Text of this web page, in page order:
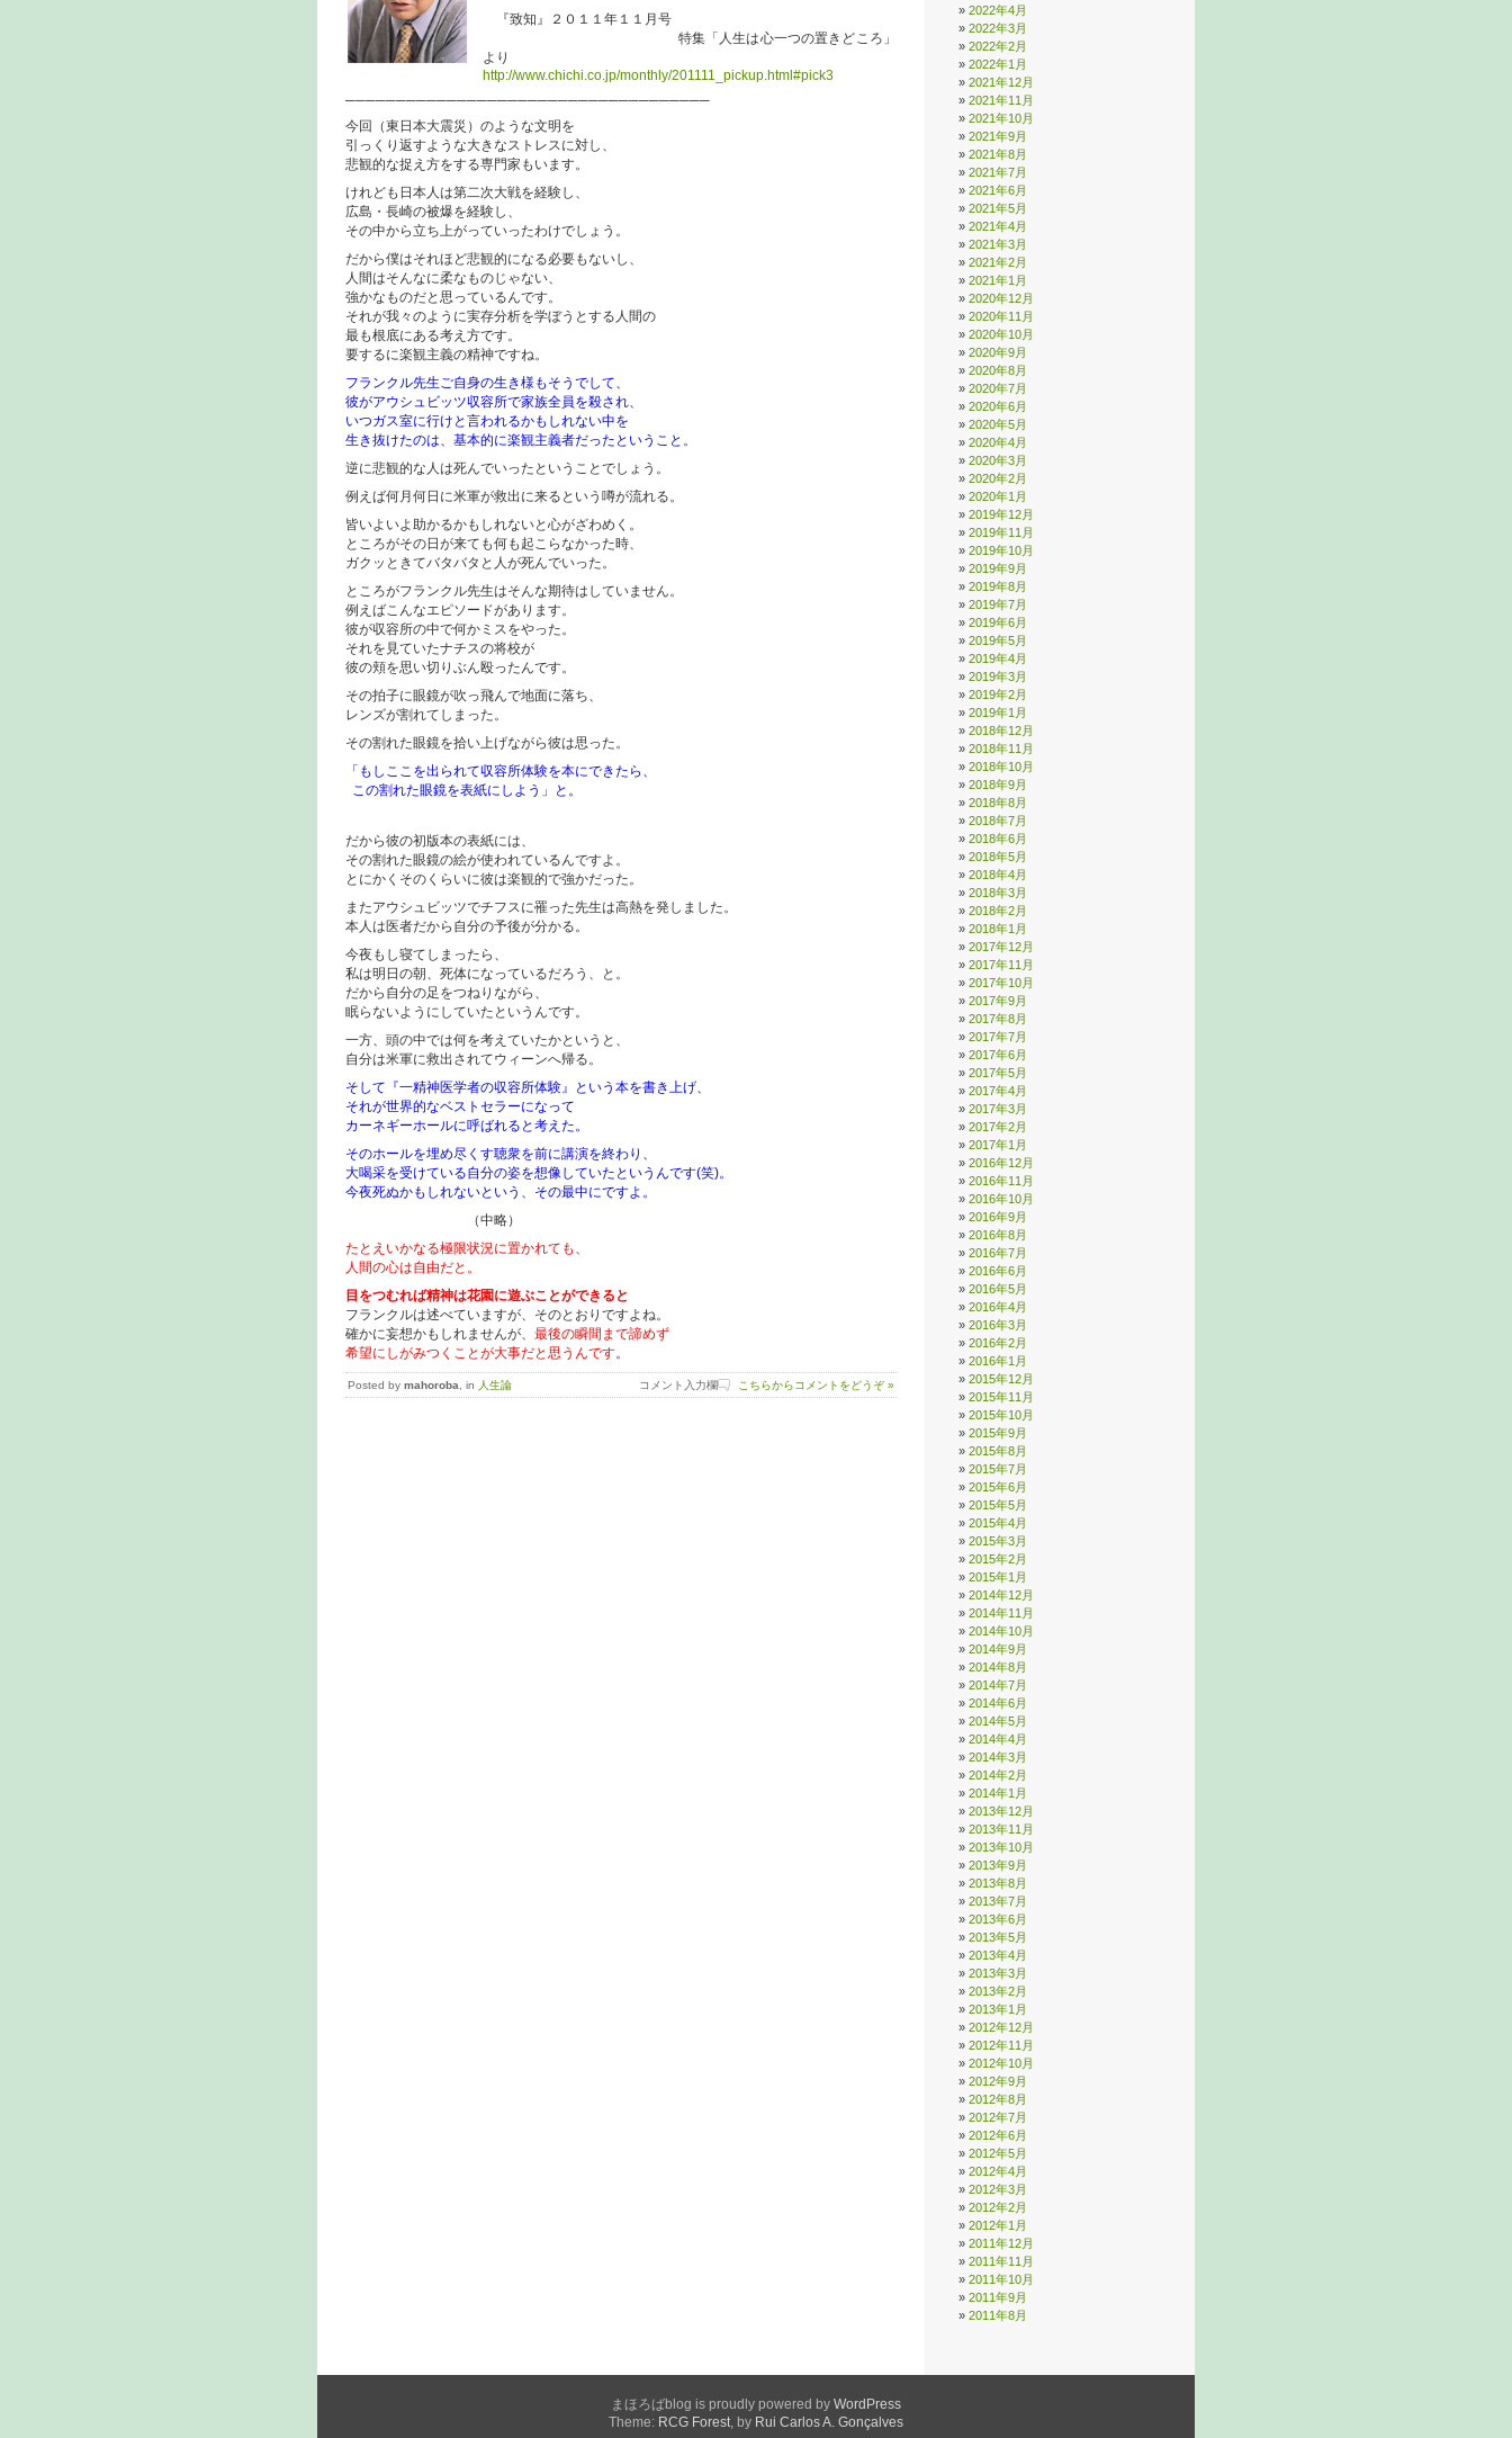
『致知』２０１１年１１月号
特集「人生は心一つの置きどころ」
より
http://www.chichi.co.jp/monthly/201111_pickup.html#pick3
────────────────────────────────────
今回（東日本大震災）のような文明を
引っくり返すような大きなストレスに対し、
悲観的な捉え方をする専門家もいます。
けれども日本人は第二次大戦を経験し、
広島・長崎の被爆を経験し、
その中から立ち上がっていったわけでしょう。
だから僕はそれほど悲観的になる必要もないし、
人間はそんなに柔なものじゃない、
強かなものだと思っているんです。
それが我々のように実存分析を学ぼうとする人間の
最も根底にある考え方です。
要するに楽観主義の精神ですね。
フランクル先生ご自身の生き様もそうでして、
彼がアウシュビッツ収容所で家族全員を殺され、
いつガス室に行けと言われるかもしれない中を
生き抜けたのは、基本的に楽観主義者だったということ 。
逆に悲観的な人は死んでいったということでしょう。
例えば何月何日に米軍が救出に来るという噂が流れる。
皆いよいよ助かるかもしれないと心がざわめく。
ところがその日が来ても何も起こらなかった時、
ガクッときてバタバタと人が死んでいった。
ところがフランクル先生はそんな期待はしていません。
例えばこんなエピソードがあります。
彼が収容所の中で何かミスをやった。
それを見ていたナチスの将校が
彼の頬を思い切りぶん殴ったんです。
その拍子に眼鏡が吹っ飛んで地面に落ち、
レンズが割れてしまった。
その割れた眼鏡を拾い上げながら彼は思った。
「もしここを出られて収容所体験を本にできたら、
この割れた眼鏡を表紙にしよう」と。
だから彼の初版本の表紙には、
その割れた眼鏡の絵が使われているんですよ。
とにかくそのくらいに彼は楽観的で強かだった。
またアウシュビッツでチフスに罹った先生は高熱を発しました。
本人は医者だから自分の予後が分かる。
今夜もし寝てしまったら、
私は明日の朝、死体になっているだろう、と。
だから自分の足をつねりながら、
眠らないようにしていたというんです。
一方、頭の中では何を考えていたかというと、
自分は米軍に救出されてウィーンへ帰る。
そして『一精神医学者の収容所体験』という本を書き上げ、
それが世界的なベストセラーになって
カーネギーホールに呼ばれると考えた。
そのホールを埋め尽くす聴衆を前に講演を終わり、
大喝采を受けている自分の姿を想像していたというんです(笑)。
今夜死ぬかもしれないという、その最中にですよ。
（中略）
たとえいかなる極限状況に置かれても、
人間の心は自由だと。
目をつむれば精神は花園に遊ぶことができると
フランクルは述べていますが、そのとおりですよね。
確かに妄想かもしれませんが、 最後の瞬間まで諦めず
希望にしがみつくことが大事だと思うんです。
Posted by mahoroba, in 人生論 コメント入力欄 こちらからコメントをどうぞ »
2022年4月
2022年3月
2022年2月
2022年1月
2021年12月
2021年11月
2021年10月
2021年9月
2021年8月
2021年7月
2021年6月
2021年5月
2021年4月
2021年3月
2021年2月
2021年1月
2020年12月
2020年11月
2020年10月
2020年9月
2020年8月
2020年7月
2020年6月
2020年5月
2020年4月
2020年3月
2020年2月
2020年1月
2019年12月
2019年11月
2019年10月
2019年9月
2019年8月
2019年7月
2019年6月
2019年5月
2019年4月
2019年3月
2019年2月
2019年1月
2018年12月
2018年11月
2018年10月
2018年9月
2018年8月
2018年7月
2018年6月
2018年5月
2018年4月
2018年3月
2018年2月
2018年1月
2017年12月
2017年11月
2017年10月
2017年9月
2017年8月
2017年7月
2017年6月
2017年5月
2017年4月
2017年3月
2017年2月
2017年1月
2016年12月
2016年11月
2016年10月
2016年9月
2016年8月
2016年7月
2016年6月
2016年5月
2016年4月
2016年3月
2016年2月
2016年1月
2015年12月
2015年11月
2015年10月
2015年9月
2015年8月
2015年7月
2015年6月
2015年5月
2015年4月
2015年3月
2015年2月
2015年1月
2014年12月
2014年11月
2014年10月
2014年9月
2014年8月
2014年7月
2014年6月
2014年5月
2014年4月
2014年3月
2014年2月
2014年1月
2013年12月
2013年11月
2013年10月
2013年9月
2013年8月
2013年7月
2013年6月
2013年5月
2013年4月
2013年3月
2013年2月
2013年1月
2012年12月
2012年11月
2012年10月
2012年9月
2012年8月
2012年7月
2012年6月
2012年5月
2012年4月
2012年3月
2012年2月
2012年1月
2011年12月
2011年11月
2011年10月
2011年9月
2011年8月
まほろばblog is proudly powered by WordPress
Theme: RCG Forest, by Rui Carlos A. Gonçalves